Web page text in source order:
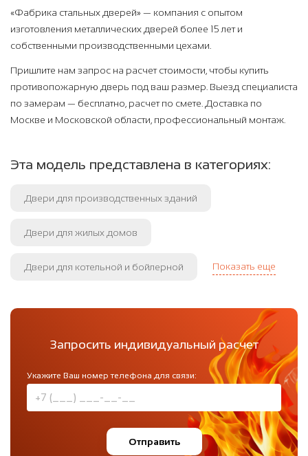
«Фабрика стальных дверей» — компания с опытом
изготовления металлических дверей более 15 лет и
собственными производственными цехами.
Пришлите нам запрос на расчет стоимости, чтобы купить
противопожарную дверь под ваш размер. Выезд специалиста
по замерам — бесплатно, расчет по смете. Доставка по
Москве и Московской области, профессиональный монтаж.
Эта модель представлена в категориях:
Двери для производственных зданий
Двери для жилых домов
Двери для котельной и бойлерной Показать еще
Запросить индивидуальный расчет
Укажите Ваш номер телефона для связи:
Отправить